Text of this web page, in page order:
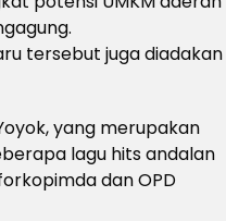
tersebut juga diadakan
yang merupakan
lagu hits andalan
dan OPD